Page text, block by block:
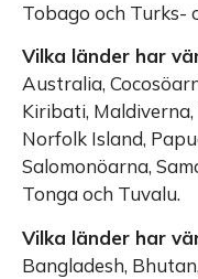
Tobago och Turks-
Vilka länder har
Australia,
Kiribati, Maldiverna,
Norfolk Island,
Salomonöarna,
Tonga och Tuvalu.
Vilka länder har
Bangladesh,